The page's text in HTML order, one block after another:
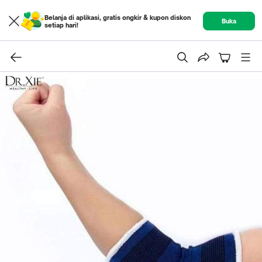
Belanja di aplikasi, gratis ongkir & kupon diskon
setiap hari!
Buka